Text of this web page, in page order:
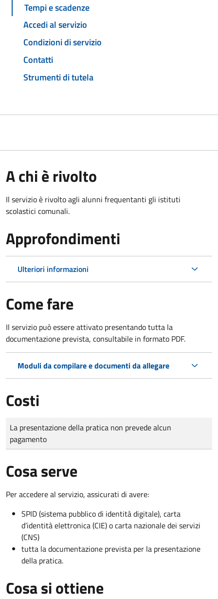
Tempi e scadenze
Accedi al servizio
Condizioni di servizio
Contatti
Strumenti di tutela
A chi è rivolto
Il servizio è rivolto agli alunni frequentanti gli istituti
scolastici comunali.
Approfondimenti
Ulteriori informazioni
Come fare
Il servizio può essere attivato presentando tutta la
documentazione prevista, consultabile in formato PDF.
Moduli da compilare e documenti da allegare
Costi
Tipo di pagamento
Importo
La presentazione della pratica non prevede alcun
pagamento
Cosa serve
Per accedere al servizio, assicurati di avere:
SPID (sistema pubblico di identità digitale), carta
d’identità elettronica (CIE) o carta nazionale dei servizi
(CNS)
tutta la documentazione prevista per la presentazione
della pratica.
Cosa si ottiene